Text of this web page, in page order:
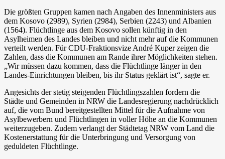
Die größten Gruppen kamen nach Angaben des Innenministers aus
dem Kosovo (2989), Syrien (2984), Serbien (2243) und Albanien
(1564). Flüchtlinge aus dem Kosovo sollen künftig in den
Asylheimen des Landes bleiben und nicht mehr auf die Kommunen
verteilt werden. Für CDU-Fraktionsvize An­dré Kuper zeigen die
Zahlen, dass die Kommunen am Rande ihrer Möglichkeiten stehen.
„Wir müssen dazu kommen, dass die Flüchtlinge länger in den
Landes-Einrichtungen bleiben, bis ihr Status geklärt ist“, sagte er.
Angesichts der stetig steigenden Flüchtlingszahlen fordern die
Städte und Gemeinden in NRW die Landesregierung nachdrücklich
auf, die vom Bund bereitgestellten Mittel für die Aufnahme von
Asylbewerbern und Flüchtlingen in voller Höhe an die Kommunen
weiterzugeben. Zudem verlangt der Städtetag NRW vom Land die
Kostenerstattung für die Unterbringung und Versorgung von
geduldeten Flüchtlinge.